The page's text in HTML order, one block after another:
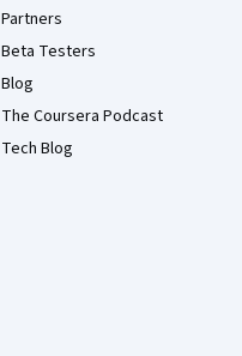
Partners
Beta Testers
Blog
The Coursera Podcast
Tech Blog